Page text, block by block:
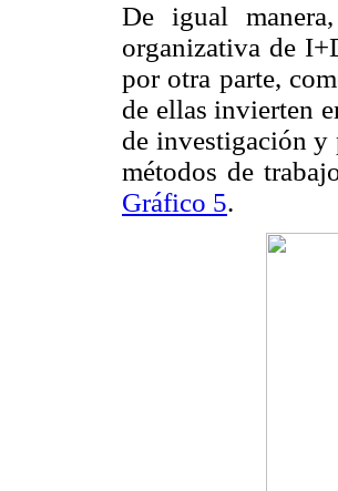
De igual
organizativa de
por otra parte,
de ellas invierten
de investigación y
métodos de
Gráfico 5.